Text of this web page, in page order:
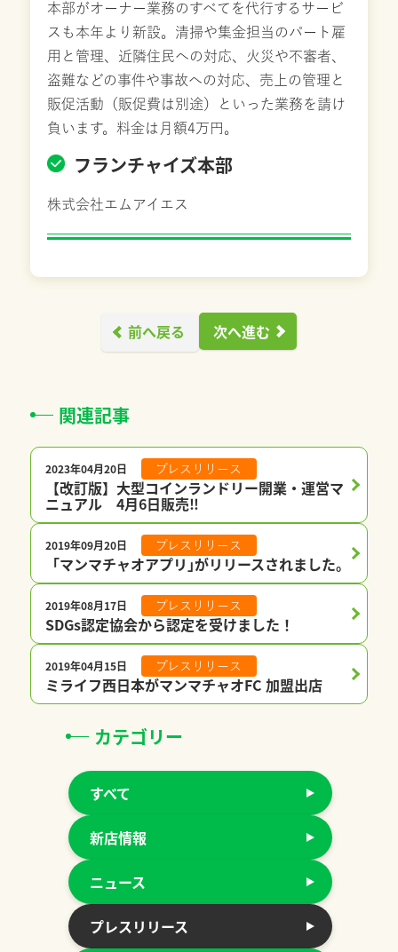
本部がオーナー業務のすべてを代行するサービ
スも本年より新設。清掃や集金担当のパート雇
用と管理、近隣住民への対応、火災や不審者、
盗難などの事件や事故への対応、売上の管理と
販促活動（販促費は別途）といった業務を請け
負います。料金は月額4万円。
フランチャイズ本部
株式会社エムアイエス
前へ戻る 次へ進む
関連記事
2023年04月20日 プレスリリース
【改訂版】大型コインランドリー開業・運営マ
ニュアル 4月6日販売‼
2019年09月20日 プレスリリース
「マンマチャオアプリ｣がリリースされました。
2019年08月17日 プレスリリース
SDGs認定協会から認定を受けました！
2019年04月15日 プレスリリース
ミライフ西日本がマンマチャオFC 加盟出店
カテゴリー
すべて
新店情報
ニュース
プレスリリース